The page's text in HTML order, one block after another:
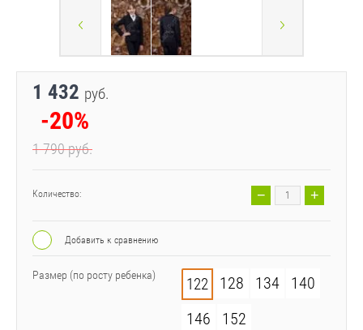
1 432 руб.
-20%
1 790руб.
Количество: − +
Добавить к сравнению
Размер (по росту ребенка) 122 128 134
140
146
152